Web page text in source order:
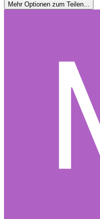
Mehr Optionen zum Teilen...